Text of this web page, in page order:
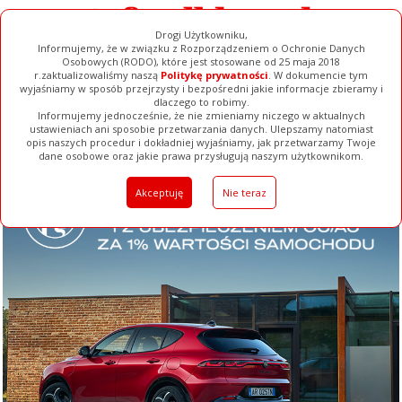
Drogi Użytkowniku,
Informujemy, że w związku z Rozporządzeniem o Ochronie Danych
Osobowych (RODO), które jest stosowane od 25 maja 2018
r.zaktualizowaliśmy naszą Politykę prywatności. W dokumencie tym
wyjaśniamy w sposób przejrzysty i bezpośredni jakie informacje zbieramy i
dlaczego to robimy.
Informujemy jednocześnie, że nie zmieniamy niczego w aktualnych
ustawieniach ani sposobie przetwarzania danych. Ulepszamy natomiast
opis naszych procedur i dokładniej wyjaśniamy, jak przetwarzamy Twoje
dane osobowe oraz jakie prawa przysługują naszym użytkownikom.
Akceptuję Nie teraz
Ogłoszenia Filmy Galerie Baza Firm Pełna Wersja